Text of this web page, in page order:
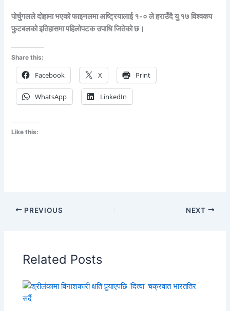
पोर्चुगलले दोहामा भएको फाइनलमा अष्ट्रियालाई १-० ले हराउँदै यु १७ विश्वकप
फुटबलको इतिहासमा पहिलोपटक उपाधि जितेको छ।
Share this:
Facebook X Print
WhatsApp LinkedIn
Like this:
PREVIOUS NEXT
Related Posts